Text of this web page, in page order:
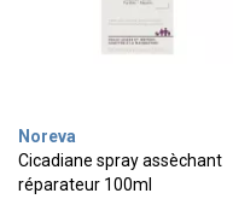
Noreva
Cicadiane spray assèchant
réparateur 100ml